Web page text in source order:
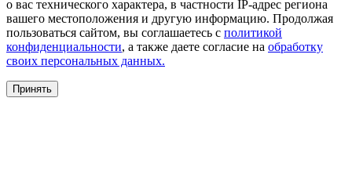
о вас технического характера, в частности IP-адрес региона
вашего местоположения и другую информацию. Продолжая
пользоваться сайтом, вы соглашаетесь с политикой
конфиденциальности, а также даете согласие на обработку
своих персональных данных.
Принять